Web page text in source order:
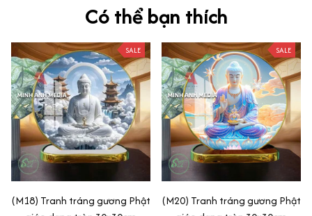
Có thể bạn thích
SALE
(M18) Tranh tráng gương Phật
SALE
(M20) Tranh tráng gương Phật